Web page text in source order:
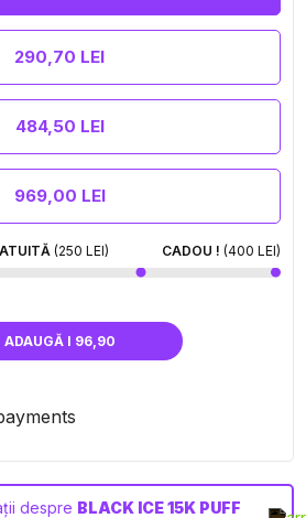
290,70 LEI
484,50 LEI
969,00 LEI
(250 LEI) CADOU ! (400 LEI)
ADAUGĂ I 96,90
despre BLACK ICE 15K PUFF